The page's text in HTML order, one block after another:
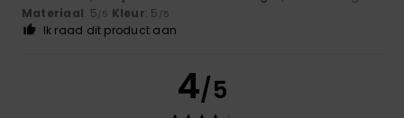
Materiaal: 5/5 Kleur: 5 /5
Ik raad dit product aan
4/5